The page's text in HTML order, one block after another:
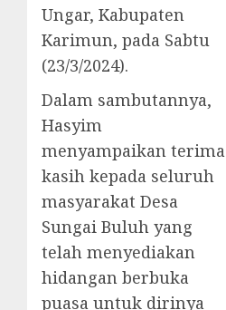
Ungar, Kabupaten
Karimun, pada Sabtu
(23/3/2024).
Dalam sambutannya,
Hasyim
menyampaikan terima
kasih kepada seluruh
masyarakat Desa
Sungai Buluh yang
telah menyediakan
hidangan berbuka
puasa untuk dirinya